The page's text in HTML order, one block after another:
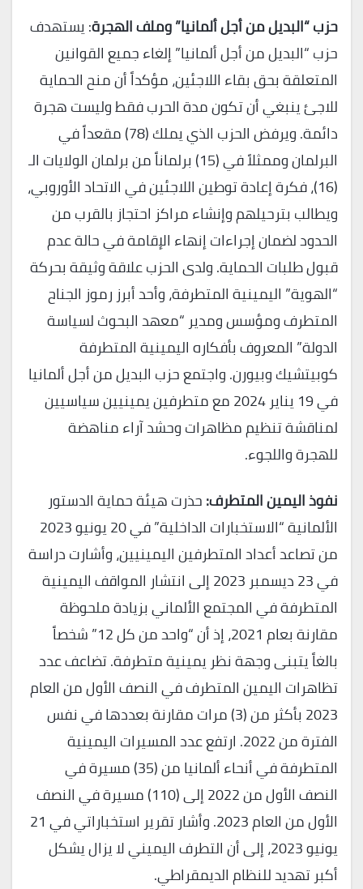
حزب “البديل من أجل ألمانيا” وملف الهجرة: يستهدف
حزب “البديل من أجل ألمانيا” إلغاء جميع القوانين
المتعلقة بحق بقاء اللاجئين، مؤكداً أن منح الحماية
للاجئ ينبغي أن تكون مدة الحرب فقط وليست هجرة
دائمة. ويرفض الحزب الذي يملك (78) مقعداً في
البرلمان وممثلاً في (15) برلماناً من برلمان الولايات الـ
(16)، فكرة إعادة توطين اللاجئين في الاتحاد الأوروبي،
ويطالب بترحيلهم وإنشاء مراكز احتجاز بالقرب من
الحدود لضمان إجراءات إنهاء الإقامة في حالة عدم
قبول طلبات الحماية. ولدى الحزب علاقة وثيقة بحركة
“الهوية” اليمينية المتطرفة، وأحد أبرز رموز الجناح
المتطرف ومؤسس ومدير “معهد البحوث لسياسة
الدولة” المعروف بأفكاره اليمينية المتطرفة
كوبيتشيك وبيورن. واجتمع حزب البديل من أجل ألمانيا
في 19 يناير 2024 مع متطرفين يمينيين سياسيين
لمناقشة تنظيم مظاهرات وحشد آراء مناهضة
للهجرة واللجوء.
نفوذ اليمين المتطرف:حذرت هيئة حماية الدستور
الألمانية “الاستخبارات الداخلية” في 20 يونيو 2023
من تصاعد أعداد المتطرفين اليمينيين، وأشارت دراسة
في 23 ديسمبر 2023 إلى انتشار المواقف اليمينية
المتطرفة في المجتمع الألماني بزيادة ملحوظة
مقارنة بعام 2021، إذ أن “واحد من كل 12” شخصاً
بالغاً يتبنى وجهة نظر يمينية متطرفة. تضاعف عدد
تظاهرات اليمين المتطرف في النصف الأول من العام
2023 بأكثر من (3) مرات مقارنة بعددها في نفس
الفترة من 2022. ارتفع عدد المسيرات اليمينية
المتطرفة في أنحاء ألمانيا من (35) مسيرة في
النصف الأول من 2022 إلى (110) مسيرة في النصف
الأول من العام 2023. وأشار تقرير استخباراتي في 21
يونيو 2023، إلى أن التطرف اليميني لا يزال يشكل
أكبر تهديد للنظام الديمقراطي.